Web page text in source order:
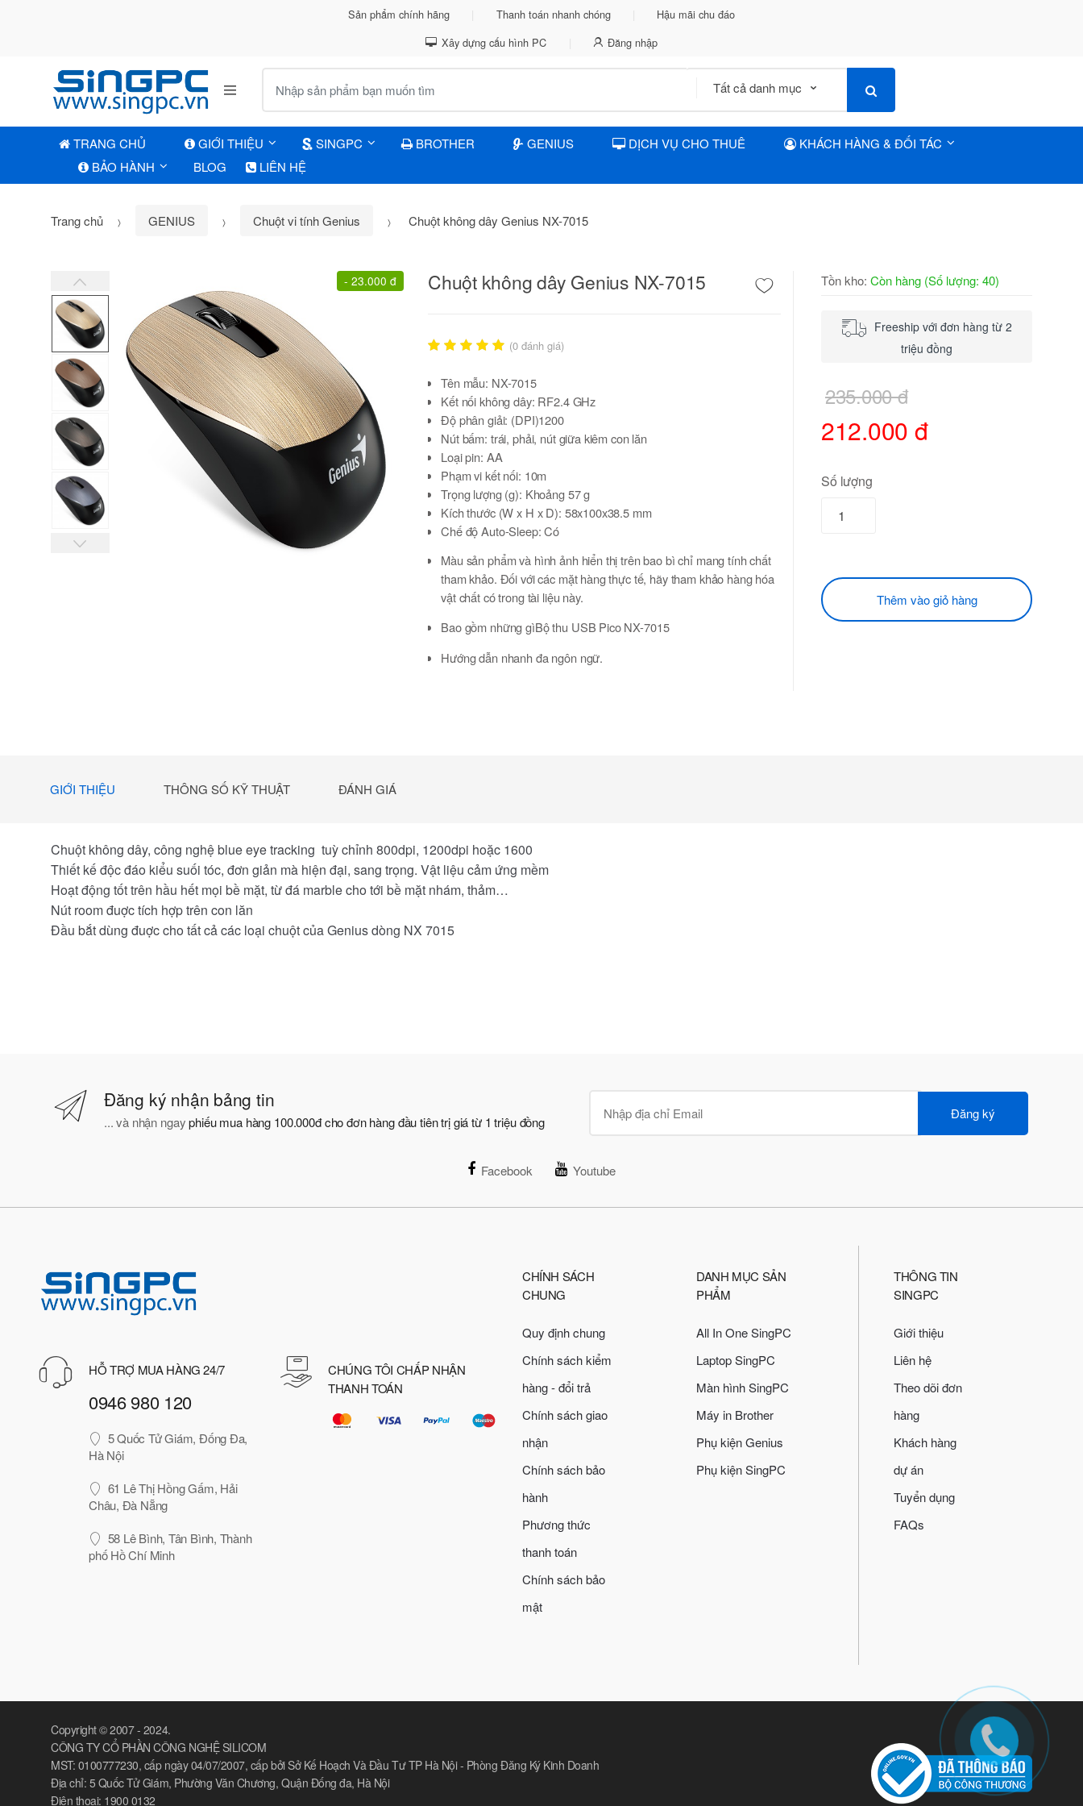
Sản phẩm chính hãng Thanh toán nhanh chóng
Hậu mãi chu đáo
Xây dựng cấu hình PC
Đăng nhập
TRANG CHỦ GIỚI THIỆU SINGPC BROTHER GENIUS DỊCH VỤ CHO THUÊ
KHÁCH HÀNG & ĐỐI TÁC
BẢO HÀNH
BLOG LIÊN HỆ
Trang chủ GENIUS Chuột vi tính Genius Chuột không dây Genius NX-7015
- 23.000 đ Chuột không dây Genius NX-7015
(0 đánh giá)
Tên mẫu: NX-7015
Kết nối không dây: RF2.4 GHz
Độ phân giải: (DPI)1200
Nút bấm: trái, phải, nút giữa kiêm con lăn
Loại pin: AA
Phạm vi kết nối: 10m
Trọng lượng (g): Khoảng 57 g
Kích thước (W x H x D): 58x100x38.5 mm
Chế độ Auto-Sleep:Có
10.8 trở lên
Màu sắc:Màu xám, nâu socola, nâu xám, nâu hồng, bạc
Màu sản phẩm và hình ảnh hiển thị trên bao bì chỉ mang tính chất
tham khảo. Đối với các mặt hàng thực tế, hãy tham khảo hàng hóa
vật chất có trong tài liệu này.
Bao gồm những gìBộ thu USB Pico NX-7015
Hướng dẫn nhanh đa ngôn ngữ.
Tồn kho: Còn hàng (Số lượng: 40)
Freeship với đơn hàng từ 2
triệu đồng
235.000 đ
212.000 đ
Số lượng
Thêm vào giỏ hàng
GIỚI THIỆU THÔNG SỐ KỸ THUẬT ĐÁNH GIÁ
Chuột không dây, công nghệ blue eye tracking tuỳ chỉnh 800dpi, 1200dpi hoặc 1600
Thiết kế độc đáo kiểu suối tóc, đơn giản mà hiện đại, sang trọng. Vật liệu cảm ứng mềm
Hoạt động tốt trên hầu hết mọi bề mặt, từ đá marble cho tới bề mặt nhám, thảm…
Nút room đuợc tích hợp trên con lăn
Đầu bắt dùng đuợc cho tất cả các loại chuột của Genius dòng NX 7015
Đăng ký nhận bảng tin
... và nhận ngayphiếu mua hàng 100.000đ cho đơn hàng đầu tiên trị giá từ 1 triệu đồng Đăng ký
Facebook Youtube
HỖ TRỢ MUA HÀNG 24/7
0946 980 120
5 Quốc Tử Giám, Đống Đa,
Hà Nội
61 Lê Thị Hồng Gấm, Hải
Châu, Đà Nẵng
58 Lê Bình, Tân Bình, Thành
phố Hồ Chí Minh
CHÚNG TÔI CHẤP NHẬN
THANH TOÁN
CHÍNH SÁCH
CHUNG
Quy định chung
Chính sách kiểm
hàng - đổi trả
Chính sách giao
nhận
Chính sách bảo
hành
Phương thức
thanh toán
Chính sách bảo
mật
DANH MỤC SẢN
PHẨM
All In One SingPC
Laptop SingPC
Màn hình SingPC
Máy in Brother
Phụ kiện Genius
Phụ kiện SingPC
THÔNG TIN
SINGPC
Giới thiệu
Liên hệ
Theo dõi đơn
hàng
Khách hàng
dự án
Tuyển dụng
FAQs
Copyright © 2007 - 2024.
CÔNG TY CỔ PHẦN CÔNG NGHỆ SILICOM
MST: 0100777230, cấp ngày 04/07/2007, cấp bởi Sở Kế Hoạch Và Đầu Tư TP Hà Nội - Phòng Đăng Ký Kinh Doanh
Địa chỉ: 5 Quốc Tử Giám, Phường Văn Chương, Quận Đống đa, Hà Nội
Điện thoại: 1900 0132